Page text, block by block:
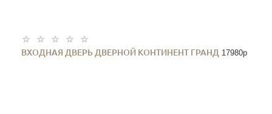
ВХОДНАЯ ДВЕРЬ ДВЕРНОЙ КОНТИНЕНТ ГРАНД 17980p